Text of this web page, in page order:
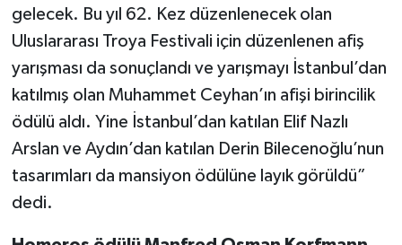
gelecek. Bu yıl 62. Kez düzenlenecek olan
Uluslararası Troya Festivali için düzenlenen afiş
yarışması da sonuçlandı ve yarışmayı İstanbul’dan
katılmış olan Muhammet Ceyhan’ın afişi birincilik
ödülü aldı. Yine İstanbul’dan katılan Elif Nazlı
Arslan ve Aydın’dan katılan Derin Bilecenoğlu’nun
tasarımları da mansiyon ödülüne layık görüldü”
dedi.